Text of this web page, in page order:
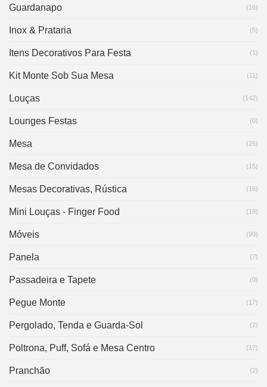
Guardanapo (16)
Inox & Prataria (5)
Itens Decorativos Para Festa (1)
Kit Monte Sob Sua Mesa (11)
Louças (142)
Lounges Festas (0)
Mesa (26)
Mesa de Convidados (15)
Mesas Decorativas, Rústica (16)
Mini Louças - Finger Food (19)
Móveis (99)
Panela (7)
Passadeira e Tapete (0)
Pegue Monte (17)
Pergolado, Tenda e Guarda-Sol (2)
Poltrona, Puff, Sofá e Mesa Centro (17)
Pranchão (2)